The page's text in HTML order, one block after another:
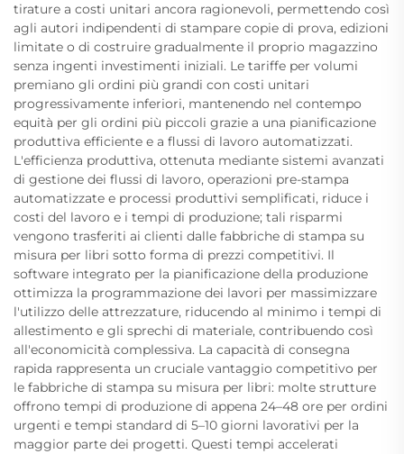
tirature a costi unitari ancora ragionevoli, permettendo così
agli autori indipendenti di stampare copie di prova, edizioni
limitate o di costruire gradualmente il proprio magazzino
senza ingenti investimenti iniziali. Le tariffe per volumi
premiano gli ordini più grandi con costi unitari
progressivamente inferiori, mantenendo nel contempo
equità per gli ordini più piccoli grazie a una pianificazione
produttiva efficiente e a flussi di lavoro automatizzati.
L'efficienza produttiva, ottenuta mediante sistemi avanzati
di gestione dei flussi di lavoro, operazioni pre-stampa
automatizzate e processi produttivi semplificati, riduce i
costi del lavoro e i tempi di produzione; tali risparmi
vengono trasferiti ai clienti dalle fabbriche di stampa su
misura per libri sotto forma di prezzi competitivi. Il
software integrato per la pianificazione della produzione
ottimizza la programmazione dei lavori per massimizzare
l'utilizzo delle attrezzature, riducendo al minimo i tempi di
allestimento e gli sprechi di materiale, contribuendo così
all'economicità complessiva. La capacità di consegna
rapida rappresenta un cruciale vantaggio competitivo per
le fabbriche di stampa su misura per libri: molte strutture
offrono tempi di produzione di appena 24–48 ore per ordini
urgenti e tempi standard di 5–10 giorni lavorativi per la
maggior parte dei progetti. Questi tempi accelerati